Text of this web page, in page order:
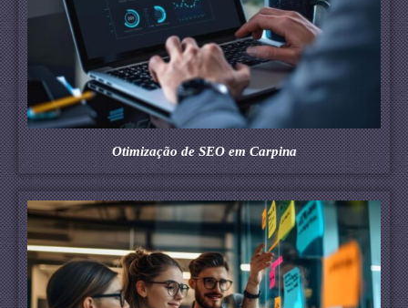
Otimização de SEO em Carpina